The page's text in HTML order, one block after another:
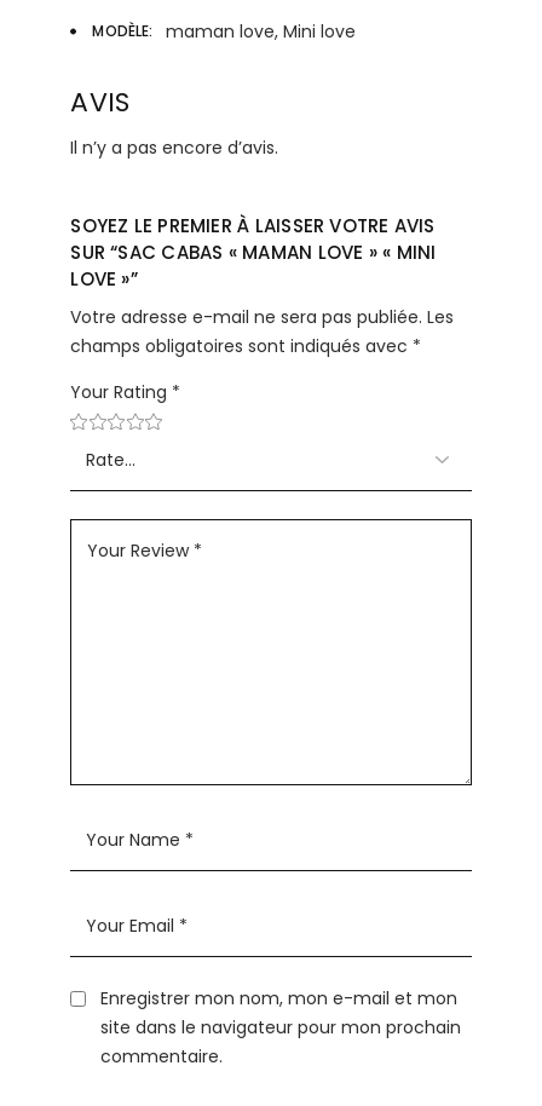
MODÈLE maman love, Mini love
AVIS
Il n’y a pas encore d’avis.
SOYEZ LE PREMIER À LAISSER VOTRE AVIS
SUR “SAC CABAS « MAMAN LOVE » « MINI
LOVE »”
Votre adresse e-mail ne sera pas publiée. Les
champs obligatoires sont indiqués avec *
Your Rating *
Enregistrer mon nom, mon e-mail et mon
site dans le navigateur pour mon prochain
commentaire.